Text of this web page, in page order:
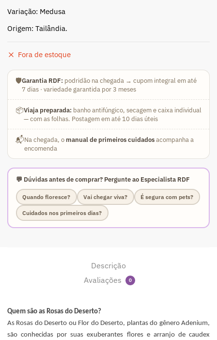
Variação: Medusa
Origem: Tailândia.
Fora de estoque
🛡️Garantia RDF: podridão na chegada → cupom integral em até
7 dias · variedade garantida por 3 meses
📦Viaja preparada: banho antifúngico, secagem e caixa individual
— com as folhas. Postagem em até 10 dias úteis
📬Na chegada, o manual de primeiros cuidadosacompanha a
encomenda
💬 Dúvidas antes de comprar? Pergunte ao Especialista RDF
Quando floresce? Vai chegar viva? É segura com pets?
Cuidados nos primeiros dias?
Descrição
Avaliações
0
Quem são as Rosas do Deserto?
As Rosas do Deserto ou Flor do Deserto, plantas do gênero Adenium,
são conhecidas por suas exuberantes flores e arranjo de caudex